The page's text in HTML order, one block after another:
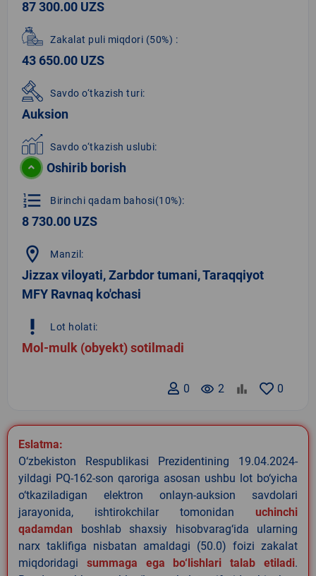
87 300.00 UZS
Zakalat puli miqdori (50%) :
43 650.00 UZS
Savdo o‘tkazish turi:
Auksion
Savdo o‘tkazish uslubi:
Oshirib borish
format_list_numbered Birinchi qadam bahosi(10%):
8 730.00 UZS
location_on Manzil:
Jizzax viloyati, Zarbdor tumani, Taraqqiyot
MFY Ravnaq ko'chasi
priority_high Lot holati:
Mol-mulk (obyekt) sotilmadi
0
remove_red_eye 2
0
Eslatma:
O‘zbekiston Respublikasi Prezidentining 19.04.2024-
yildagi PQ-162-son qaroriga asosan ushbu lot bo‘yicha
o‘tkaziladigan elektron onlayn-auksion savdolari
jarayonida, ishtirokchilar tomonidan uchinchi
qadamdan boshlab shaxsiy hisobvarag‘ida ularning
narx taklifiga nisbatan amaldagi (50.0) foizi zakalat
miqdoridagi summaga ega bo‘lishlari talab etiladi.